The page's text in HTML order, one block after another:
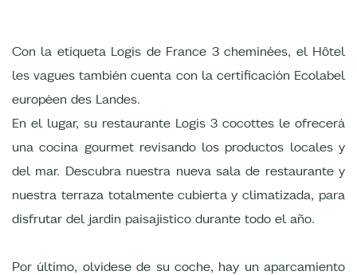
Con la etiqueta Logis de France 3 cheminées, el Hôtel
les vagues también cuenta con la certificación Ecolabel
européen des Landes.
En el lugar, su restaurante Logis 3 cocottes le ofrecerá
una cocina gourmet revisando los productos locales y
del mar. Descubra nuestra nueva sala de restaurante y
nuestra terraza totalmente cubierta y climatizada, para
disfrutar del jardín paisajístico durante todo el año.
Por último, olvídese de su coche, hay un aparcamiento